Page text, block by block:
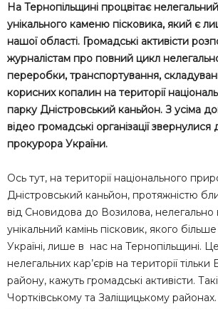
На Тернопільщині процвітає
унікального каменю пісковика, який є
нашої області. Громадські активісти
журналістам про повний цикл
переробки, транспортування,
корисних копалин на території
парку Дністровський каньйон. З усіма
відео громадські організації
прокурора України.
Ось тут, на території національного
Дністровський каньйон, протяжністю
від Сновидова до Возилова,
унікальний камінь пісковик, якого
Україні, лише в нас на Тернопільщині.
нелегальних кар’єрів на території тільки
району, кажуть громадські активісти.
Чортківському та Заліщицькому районах.